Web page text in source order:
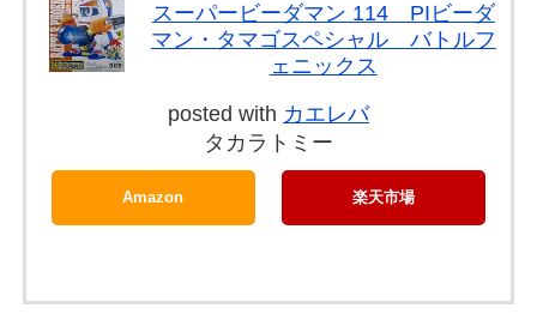
スーパービーダマン 114 PIビーダ
マン・タマゴスペシャル バトルフ
ェニックス
posted with カエレバ
タカラトミー
Amazon 楽天市場